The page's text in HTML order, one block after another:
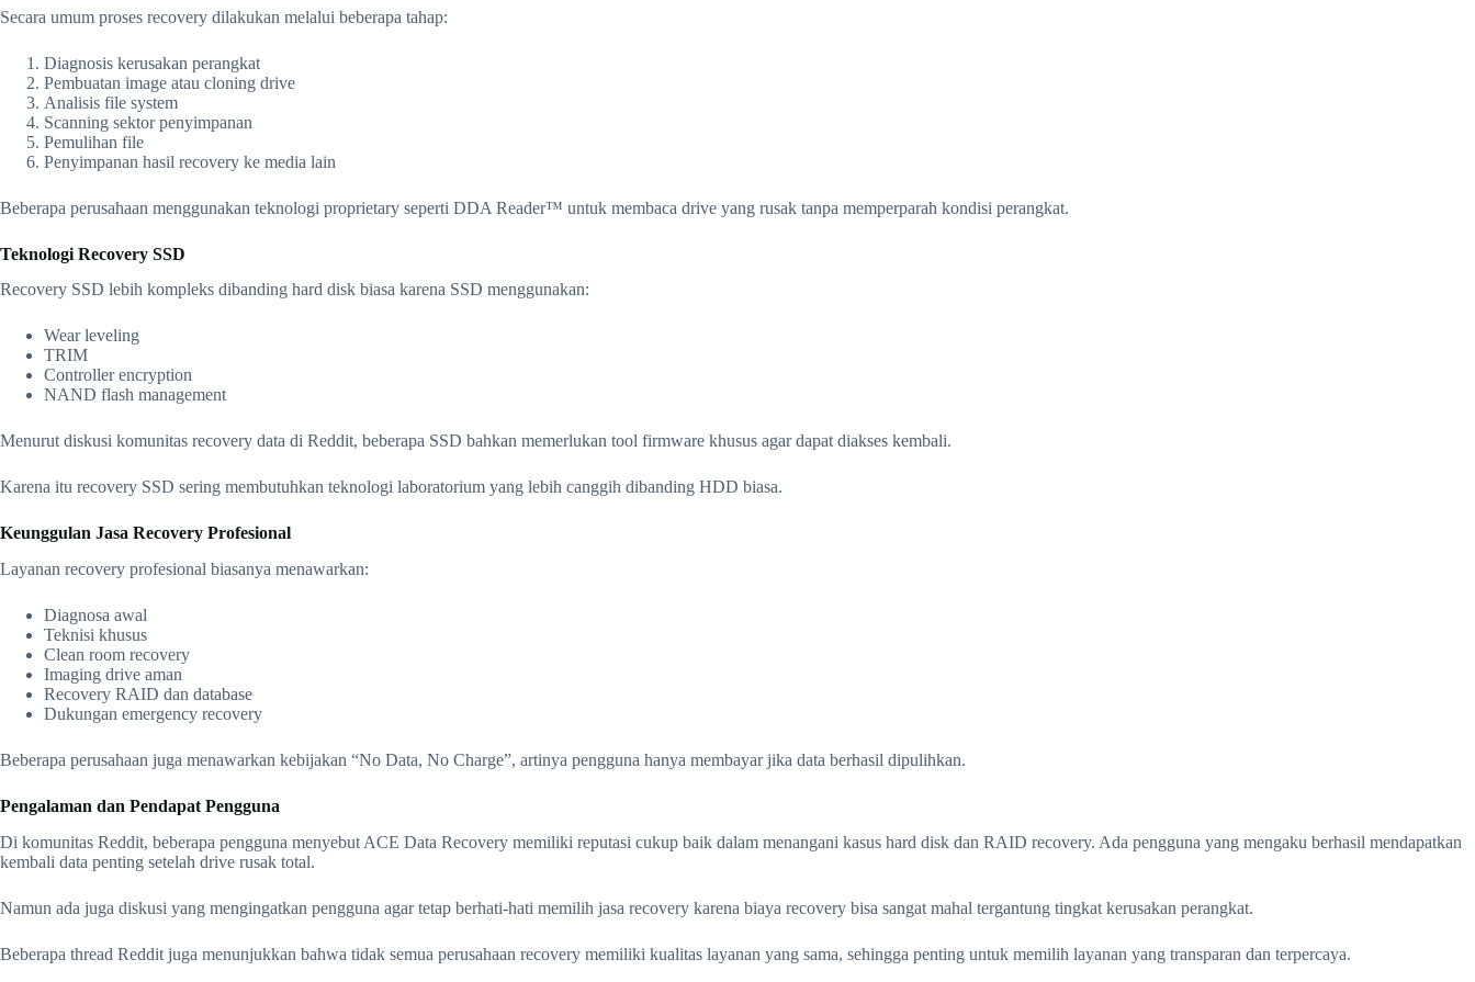
Secara umum proses recovery dilakukan melalui beberapa tahap:
Diagnosis kerusakan perangkat
Pembuatan image atau cloning drive
Analisis file system
Scanning sektor penyimpanan
Pemulihan file
Penyimpanan hasil recovery ke media lain
Beberapa perusahaan menggunakan teknologi proprietary seperti DDA Reader™ untuk membaca drive yang rusak tanpa memperparah kondisi perangkat.
Teknologi Recovery SSD
Recovery SSD lebih kompleks dibanding hard disk biasa karena SSD menggunakan:
Wear leveling
TRIM
Controller encryption
NAND flash management
Menurut diskusi komunitas recovery data di Reddit, beberapa SSD bahkan memerlukan tool firmware khusus agar dapat diakses kembali.
Karena itu recovery SSD sering membutuhkan teknologi laboratorium yang lebih canggih dibanding HDD biasa.
Keunggulan Jasa Recovery Profesional
Layanan recovery profesional biasanya menawarkan:
Diagnosa awal
Teknisi khusus
Clean room recovery
Imaging drive aman
Recovery RAID dan database
Dukungan emergency recovery
Beberapa perusahaan juga menawarkan kebijakan “No Data, No Charge”, artinya pengguna hanya membayar jika data berhasil dipulihkan.
Pengalaman dan Pendapat Pengguna
Di komunitas Reddit, beberapa pengguna menyebut ACE Data Recovery memiliki reputasi cukup baik dalam menangani kasus hard disk dan RAID recovery. Ada pengguna yang mengaku berhasil mendapatkan
kembali data penting setelah drive rusak total.
Namun ada juga diskusi yang mengingatkan pengguna agar tetap berhati-hati memilih jasa recovery karena biaya recovery bisa sangat mahal tergantung tingkat kerusakan perangkat.
Beberapa thread Reddit juga menunjukkan bahwa tidak semua perusahaan recovery memiliki kualitas layanan yang sama, sehingga penting untuk memilih layanan yang transparan dan terpercaya.